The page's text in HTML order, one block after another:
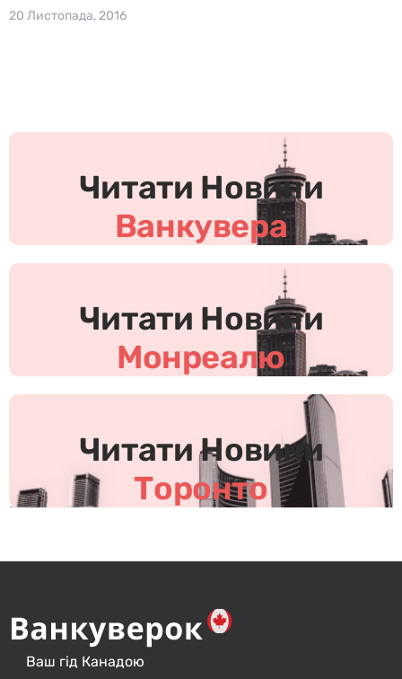
20 Листопада, 2016
Читати Новини
Ванкувера
Читати Новини
Монреалю
Читати Новини
Торонто
Ваш гід Канадою